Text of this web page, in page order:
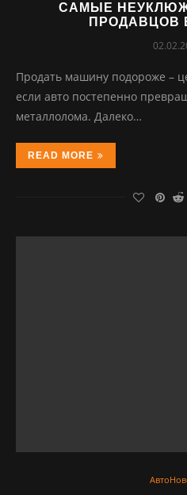
САМЫЕ
ПРОДАВЦОВ
Продать машину подороже –
если авто постепенно
металлолома. Далеко…
READ MORE